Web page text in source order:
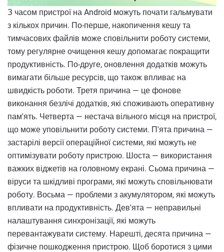
З часом пристрої на Android можуть почати гальмувати
з кількох причин. По-перше, накопичення кешу та
тимчасових файлів може сповільнити роботу системи,
тому регулярне очищення кешу допомагає покращити
продуктивність. По-друге, оновлення додатків можуть
вимагати більше ресурсів, що також впливає на
швидкість роботи. Третя причина — це фонове
виконання безлічі додатків, які споживають оперативну
пам'ять. Четверта — нестача вільного місця на пристрої,
що може уповільнити роботу системи. П'ята причина —
застарілі версії операційної системи, які можуть не
оптимізувати роботу пристрою. Шоста — використання
важких віджетів на головному екрані. Сьома причина —
віруси та шкідливі програми, які можуть сповільнювати
роботу. Восьма — проблеми з акумулятором, які можуть
впливати на продуктивність. Дев'ята — неправильні
налаштування синхронізації, які можуть
перевантажувати систему. Нарешті, десята причина —
фізичне пошкодження пристрою. Щоб боротися з цими